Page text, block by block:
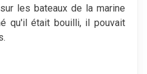
les bateaux de la marine
qu'il était bouilli, il pouvait